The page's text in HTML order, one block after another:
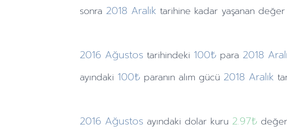
sonra 2018 Aralık tarihine kadar yaşanan değer
2016 Ağustos tarihindeki 100₺ para 2018
ayındaki 100₺ paranın alım gücü 2018 Aralık
2016 Ağustos ayındaki dolar kuru 2.97₺